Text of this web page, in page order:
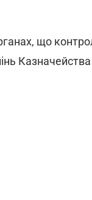
що